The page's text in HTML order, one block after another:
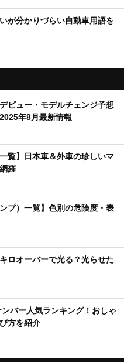
が分かりづらい自動車用語を
ビュー・モデルチェンジ予想
年8月最新情報
覧】日本車＆外車の珍しいマ
羅
プ）一覧】色別の危険度・表
ロオーバーで光る？光らせた
ンバー人気ランキング！おしゃ
方を紹介